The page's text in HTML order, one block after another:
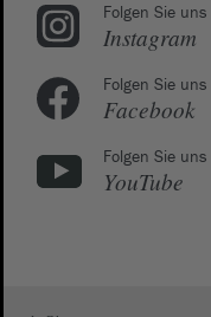
Folgen Sie
Instagram
Folgen Sie
Facebook
Folgen Sie
YouTube